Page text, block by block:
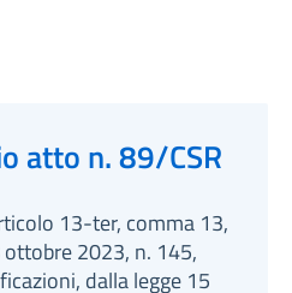
atto n. 89/CSR
13-ter, comma 13,
2023, n. 145,
dalla legge 15